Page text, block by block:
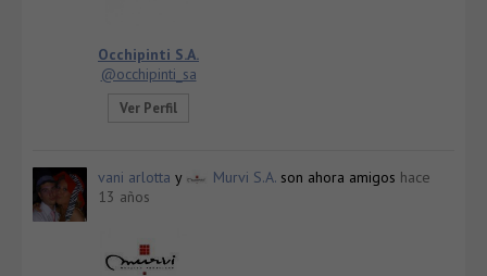
Occhipinti S.A.
@occhipinti_sa
Ver Perfil
vani arlotta y Murvi S.A. son ahora amigos hace
13 años